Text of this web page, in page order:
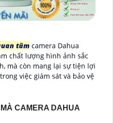
tâm camera Dahua
chất lượng hình ảnh sắc
mà còn mang lại sự tiện lợi
việc giám sát và bảo vệ
CAMERA DAHUA